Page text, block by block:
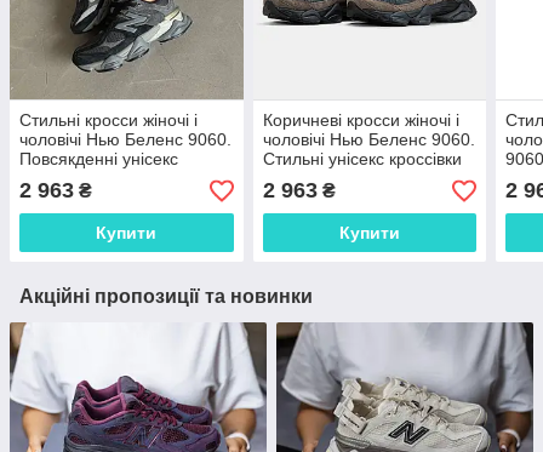
Стильні кросси жіночі і
чоловічі Нью Беленс 9060.
Повсякденні унісекс
кроссівки New Balance
9060.
2 963 ₴
Купити
Коричневі кросси жіночі і
чоловічі Нью Беленс 9060.
Стильні унісекс кроссівки
New Balance 9060.
2 963₴
Купити
2
Акційні пропозиції та новинки